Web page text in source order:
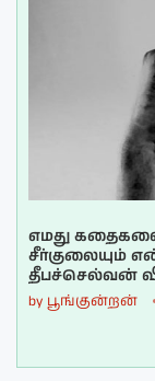
எமது
சீர்குலையும்
தீபச்செல்வன்
by பூங்குன்றன்